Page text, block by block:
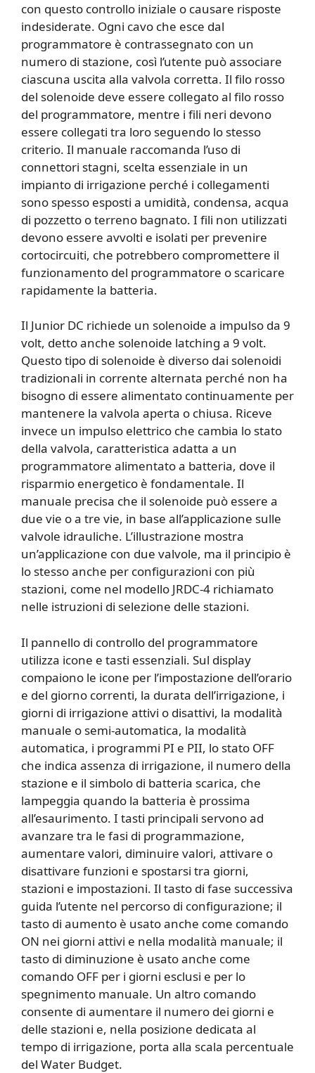
con questo controllo iniziale o causare risposte
indesiderate. Ogni cavo che esce dal
programmatore è contrassegnato con un
numero di stazione, così l’utente può associare
ciascuna uscita alla valvola corretta. Il filo rosso
del solenoide deve essere collegato al filo rosso
del programmatore, mentre i fili neri devono
essere collegati tra loro seguendo lo stesso
criterio. Il manuale raccomanda l’uso di
connettori stagni, scelta essenziale in un
impianto di irrigazione perché i collegamenti
sono spesso esposti a umidità, condensa, acqua
di pozzetto o terreno bagnato. I fili non utilizzati
devono essere avvolti e isolati per prevenire
cortocircuiti, che potrebbero compromettere il
funzionamento del programmatore o scaricare
rapidamente la batteria.
Il Junior DC richiede un solenoide a impulso da 9
volt, detto anche solenoide latching a 9 volt.
Questo tipo di solenoide è diverso dai solenoidi
tradizionali in corrente alternata perché non ha
bisogno di essere alimentato continuamente per
mantenere la valvola aperta o chiusa. Riceve
invece un impulso elettrico che cambia lo stato
della valvola, caratteristica adatta a un
programmatore alimentato a batteria, dove il
risparmio energetico è fondamentale. Il
manuale precisa che il solenoide può essere a
due vie o a tre vie, in base all’applicazione sulle
valvole idrauliche. L’illustrazione mostra
un’applicazione con due valvole, ma il principio è
lo stesso anche per configurazioni con più
stazioni, come nel modello JRDC-4 richiamato
nelle istruzioni di selezione delle stazioni.
Il pannello di controllo del programmatore
utilizza icone e tasti essenziali. Sul display
compaiono le icone per l’impostazione dell’orario
e del giorno correnti, la durata dell’irrigazione, i
giorni di irrigazione attivi o disattivi, la modalità
manuale o semi-automatica, la modalità
automatica, i programmi PI e PII, lo stato OFF
che indica assenza di irrigazione, il numero della
stazione e il simbolo di batteria scarica, che
lampeggia quando la batteria è prossima
all’esaurimento. I tasti principali servono ad
avanzare tra le fasi di programmazione,
aumentare valori, diminuire valori, attivare o
disattivare funzioni e spostarsi tra giorni,
stazioni e impostazioni. Il tasto di fase successiva
guida l’utente nel percorso di configurazione; il
tasto di aumento è usato anche come comando
ON nei giorni attivi e nella modalità manuale; il
tasto di diminuzione è usato anche come
comando OFF per i giorni esclusi e per lo
spegnimento manuale. Un altro comando
consente di aumentare il numero dei giorni e
delle stazioni e, nella posizione dedicata al
tempo di irrigazione, porta alla scala percentuale
del Water Budget.